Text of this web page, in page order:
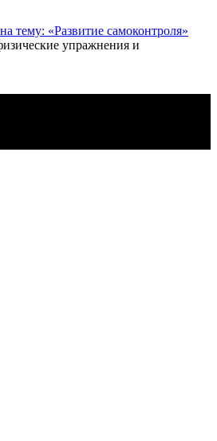
тему: «Развитие самоконтроля»
упражнения и